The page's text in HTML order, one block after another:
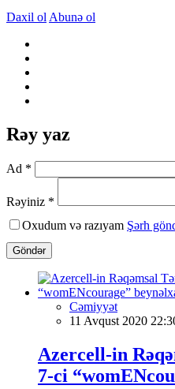
Daxil ol Abunə ol
Rəy yaz
Ad *
Rəyiniz *
Oxudum və razıyam Şərh
Göndər
Cəmiyyət
11 Avqust 2020
Azercell-in
7-ci